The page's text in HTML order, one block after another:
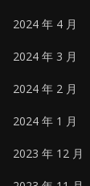
2024 年 4 月
2024 年 3 月
2024 年 2 月
2024 年 1 月
2023 年 12 月